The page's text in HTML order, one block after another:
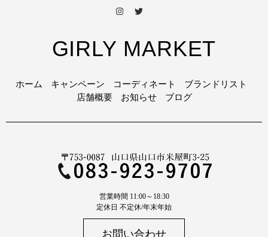
GIRLY MARKET
ホーム キャンペーン コーディネート
ブランドリスト
店舗概要
お知らせ ブログ
営業時間 11:00～18:30
定休日 不定休/年末年始
お問い合わせ